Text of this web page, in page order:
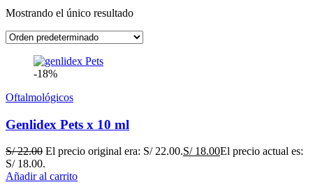
Mostrando el único resultado
-18%
Oftalmológicos
Genlidex Pets x 10 ml
S/22.00 El precio original era: S/ 22.00.S/18.00El precio actual es:
S/ 18.00.
Añadir al carrito